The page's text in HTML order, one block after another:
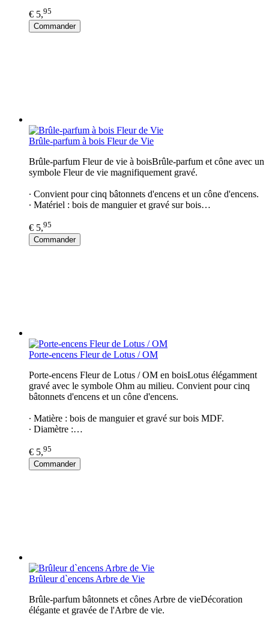
€ 5,95
Commander
Brûle-parfum à bois Fleur de Vie
Brûle-parfum Fleur de vie à boisBrûle-parfum et cône avec un
symbole Fleur de vie magnifiquement gravé.
∙ Convient pour cinq bâtonnets d'encens et un cône d'encens.
∙ Matériel : bois de manguier et gravé sur bois…
€ 5,95
Commander
Porte-encens Fleur de Lotus / OM
Porte-encens Fleur de Lotus / OM en boisLotus élégamment
gravé avec le symbole Ohm au milieu. Convient pour cinq
bâtonnets d'encens et un cône d'encens.
∙ Matière : bois de manguier et gravé sur bois MDF.
∙ Diamètre :…
€ 5,95
Commander
Brûleur d`encens Arbre de Vie
Brûle-parfum bâtonnets et cônes Arbre de vieDécoration
élégante et gravée de l'Arbre de vie.